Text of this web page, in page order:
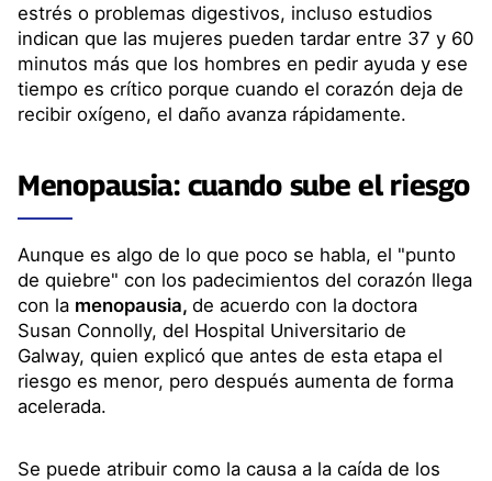
estrés o problemas digestivos, incluso estudios
indican que las mujeres pueden tardar entre 37 y 60
minutos más que los hombres en pedir ayuda y ese
tiempo es crítico porque cuando el corazón deja de
recibir oxígeno, el daño avanza rápidamente.
Menopausia: cuando sube el riesgo
Aunque es algo de lo que poco se habla, el "punto
de quiebre" con los padecimientos del corazón llega
con la menopausia, de acuerdo con la doctora
Susan Connolly, del Hospital Universitario de
Galway, quien explicó que antes de esta etapa el
riesgo es menor, pero después aumenta de forma
acelerada.
Se puede atribuir como la causa a la caída de los